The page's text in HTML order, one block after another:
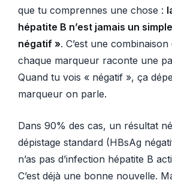
que tu comprennes une chose :
hépatite B n’est jamais un
négatif ». C’est une
chaque marqueur raconte une
Quand tu vois « négatif », ça
marqueur on parle.
Dans 90% des cas, un résultat
dépistage standard (HBsAg
n’as pas d’infection hépatite B
C’est déjà une bonne nouvelle.